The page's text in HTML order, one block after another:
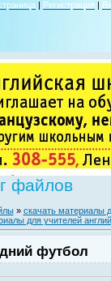
| Регистрация |
файлов
» скачать материалы
для учителей
футбол